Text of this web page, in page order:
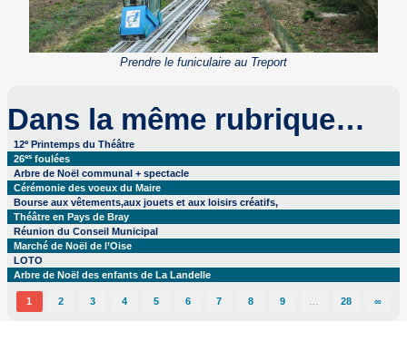
Prendre le funiculaire au Treport
Dans la même rubrique…
12e Printemps du Théâtre
26es foulées
Arbre de Noël communal + spectacle
Cérémonie des voeux du Maire
Bourse aux vêtements,aux jouets et aux loisirs créatifs,
Théâtre en Pays de Bray
Réunion du Conseil Municipal
Marché de Noël de l’Oise
LOTO
Arbre de Noël des enfants de La Landelle
1 2 3 4 5 6 7 8 9 28 ∞